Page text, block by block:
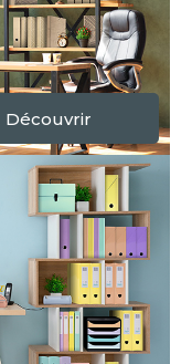
Découvrir